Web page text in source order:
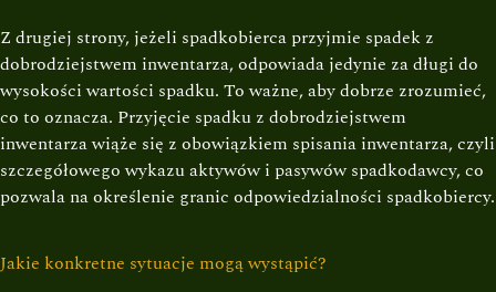
Z drugiej strony, jeżeli spadkobierca przyjmie spadek z
dobrodziejstwem inwentarza, odpowiada jedynie za długi do
wysokości wartości spadku. To ważne, aby dobrze zrozumieć,
co to oznacza. Przyjęcie spadku z dobrodziejstwem
inwentarza wiąże się z obowiązkiem spisania inwentarza, czyli
szczegółowego wykazu aktywów i pasywów spadkodawcy, co
pozwala na określenie granic odpowiedzialności spadkobiercy.
Jakie konkretne sytuacje mogą wystąpić?